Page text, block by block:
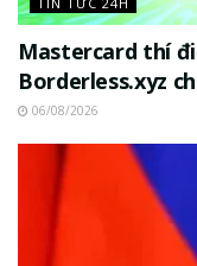
Mastercard thí
Borderless.xyz
06/08/2026